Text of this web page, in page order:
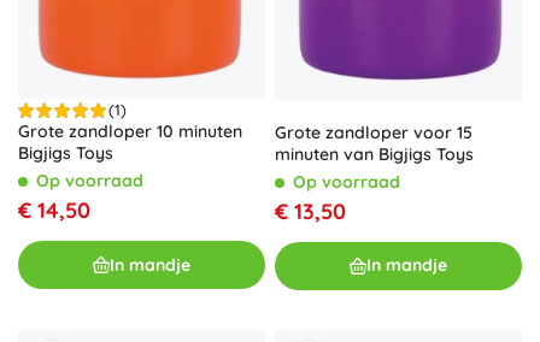
(1)
Grote zandloper 10 minuten
Bigjigs Toys
Op voorraad
€ 14,50
In mandje
Grote zandloper voor 15
minuten van Bigjigs Toys
Op voorraad
€ 13,50
In mandje